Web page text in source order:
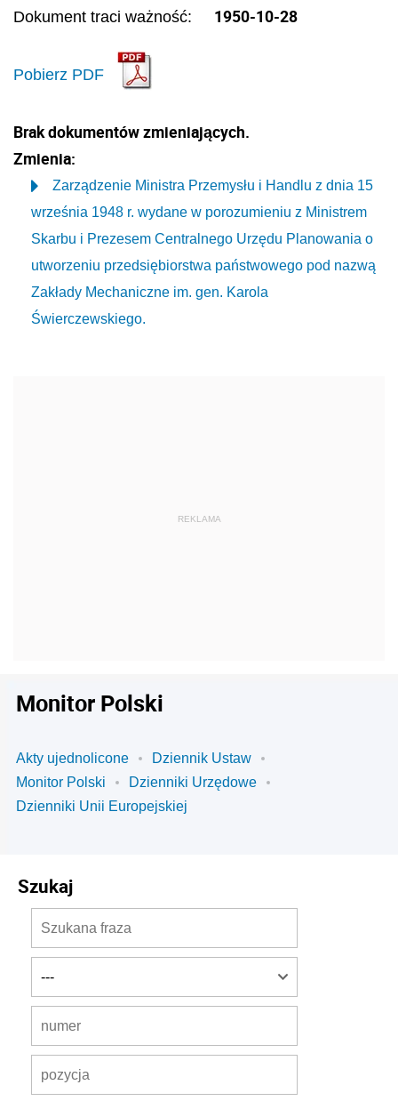
Dokument traci ważność: 1950-10-28
Pobierz PDF
Brak dokumentów zmieniających.
Zmienia:
Zarządzenie Ministra Przemysłu i Handlu z dnia 15
września 1948 r. wydane w porozumieniu z Ministrem
Skarbu i Prezesem Centralnego Urzędu Planowania o
utworzeniu przedsiębiorstwa państwowego pod nazwą
Zakłady Mechaniczne im. gen. Karola
Świerczewskiego.
Monitor Polski
Akty ujednolicone
Dziennik Ustaw
Monitor Polski
Dzienniki Urzędowe
Dzienniki Unii Europejskiej
Szukaj